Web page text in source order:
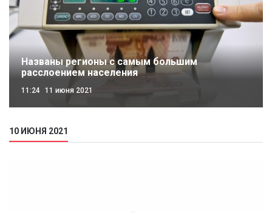
Названы регионы с самым большим
расслоением населения
11:24 11 июня 2021
10 ИЮНЯ 2021